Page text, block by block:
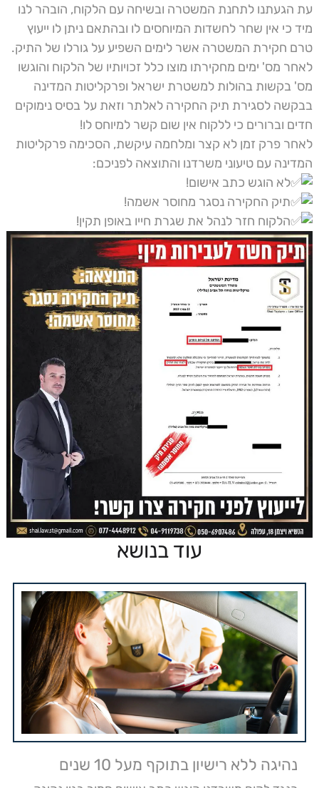
עת הגעתנו לתחנת המשטרה ובשיחה עם הלקוח, הובהר לנו
מיד כי אין שחר לחשדות המיוחסים לו ובהתאם ניתן לו ייעוץ
טרם חקירת המשטרה אשר לימים השפיע על גורלו של התיק.
לאחר מס' ימים מחקירתו מוצו כלל זכויותיו של הלקוח והוגשו
מס' בקשות בהולות למשטרת ישראל ופרקליטות המדינה
בבקשה לסגירת תיק החקירה לאלתר וזאת על בסיס נימוקים
חדים וברורים כי ללקוח אין שום קשר למיוחס לו!
לאחר פרק זמן לא קצר ומלחמה עיקשת, הסכימה פרקליטות
המדינה עם טיעוני משרדנו והתוצאה לפניכם:
לא הוגש כתב אישום!
תיק החקירה נסגר מחוסר אשמה!
הלקוח חזר לנהל את שגרת חייו באופן תקין!
עוד בנושא
נהיגה ללא רישיון בתוקף מעל 10 שנים